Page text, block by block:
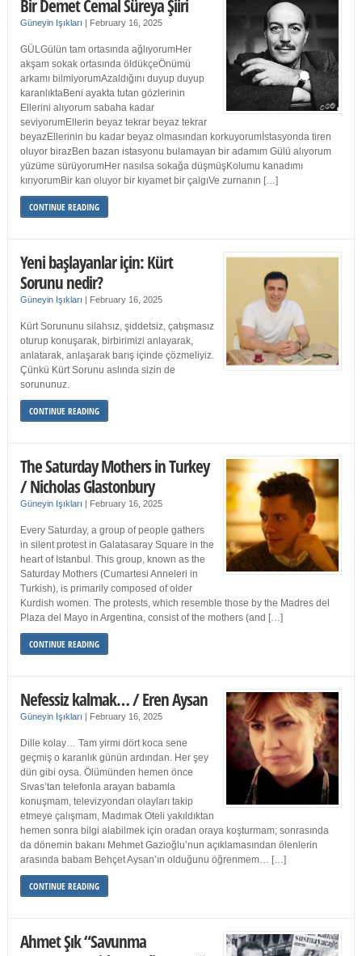
Bir Demet Cemal Süreya Şiiri
Güneyin Işıkları | February 16, 2025
GÜLGülün tam ortasında ağlıyorumHer
akşam sokak ortasında öldükçeÖnümü
arkamı bilmiyorumAzaldığını duyup duyup
karanlıktaBeni ayakta tutan gözlerinin
Ellerini alıyorum sabaha kadar
seviyorumEllerin beyaz tekrar beyaz tekrar
beyazEllerinin bu kadar beyaz olmasından korkuyorumİstasyonda tiren
oluyor birazBen bazan istasyonu bulamayan bir adamım Gülü alıyorum
yüzüme sürüyorumHer nasılsa sokağa düşmüşKolumu kanadımı
kırıyorumBir kan oluyor bir kıyamet bir çalgıVe zurnanın […]
CONTINUE READING
Yeni başlayanlar için: Kürt
Sorunu nedir?
Güneyin Işıkları | February 16, 2025
Kürt Sorununu silahsız, şiddetsiz, çatışmasız
oturup konuşarak, birbirimizi anlayarak,
anlatarak, anlaşarak barış içinde çözmeliyiz.
Çünkü Kürt Sorunu aslında sizin de
sorununuz.
CONTINUE READING
The Saturday Mothers in Turkey
/ Nicholas Glastonbury
Güneyin Işıkları | February 16, 2025
Every Saturday, a group of people gathers
in silent protest in Galatasaray Square in the
heart of Istanbul. This group, known as the
Saturday Mothers (Cumartesi Anneleri in
Turkish), is primarily composed of older
Kurdish women. The protests, which resemble those by the Madres del
Plaza del Mayo in Argentina, consist of the mothers (and […]
CONTINUE READING
Nefessiz kalmak… / Eren Aysan
Güneyin Işıkları | February 16, 2025
Dille kolay… Tam yirmi dört koca sene
geçmiş o karanlık günün ardından. Her şey
dün gibi oysa. Ölümünden hemen önce
Sıvas’tan telefonla arayan babamla
konuşmam, televizyondan olayları takip
etmeye çalışmam, Madımak Oteli yakıldıktan
hemen sonra bilgi alabilmek için oradan oraya koşturmam; sonrasında
da dönemin bakanı Mehmet Gazioğlu’nun açıklamasından ölenlerin
arasında babam Behçet Aysan’ın olduğunu öğrenmem… […]
CONTINUE READING
Ahmet Şık “Savunma